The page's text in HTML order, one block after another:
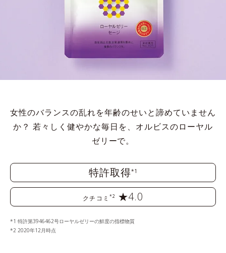
女性のバランスの乱れを年齢のせいと諦めていません
か？ 若々しく健やかな毎日を、オルビスのローヤル
ゼリーで。
特許取得*1
クチコミ*2 ★4.0
*1 特許第3946462号ローヤルゼリーの鮮度の指標物質
*2 2020年12月時点